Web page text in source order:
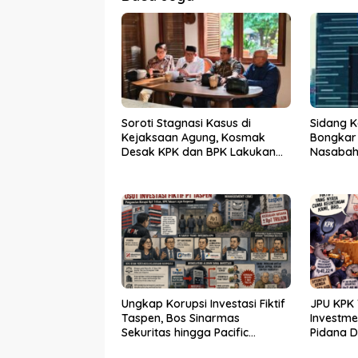
Soroti Stagnasi Kasus di
Kejaksaan Agung, Kosmak
Desak KPK dan BPK Lakukan
Sidang
Ungkap Korupsi Investasi Fiktif
Taspen, Bos Sinarmas
Sekuritas hingga Pacific
JPU
Pidana